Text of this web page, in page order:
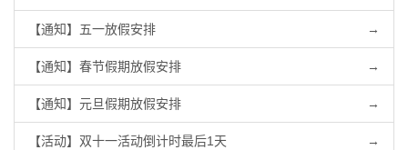
【通知】五一放假安排 →
【通知】春节假期放假安排 →
【通知】元旦假期放假安排 →
【活动】双十一活动倒计时最后1天 →